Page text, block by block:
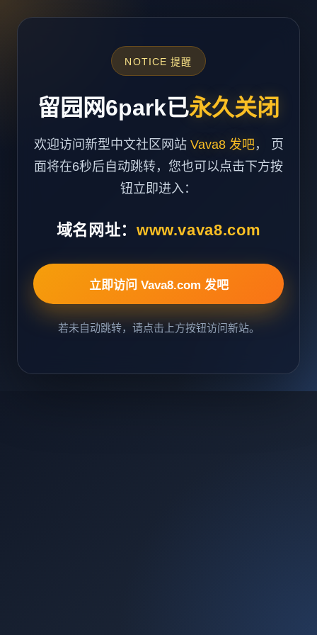
NOTICE 提醒
留园网6park已永久关闭
欢迎访问新型中文社区网站 Vava8 发吧， 页
面将在6秒后自动跳转，您也可以点击下方按
钮立即进入：
域名网址： www.vava8.com
立即访问 Vava8.com 发吧
若未自动跳转，请点击上方按钮访问新站。